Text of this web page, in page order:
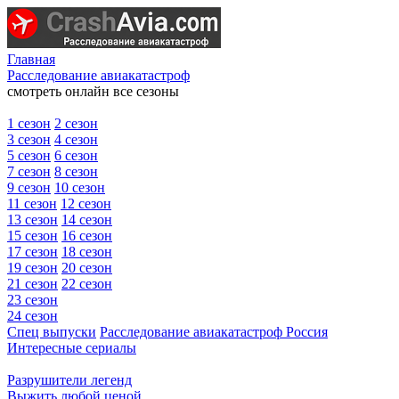
Главная
Расследование авиакатастроф
смотреть онлайн все сезоны
1 сезон 2 сезон
3 сезон 4 сезон
5 сезон 6 сезон
7 сезон 8 сезон
9 сезон 10 сезон
11 сезон 12 сезон
13 сезон 14 сезон
15 сезон 16 сезон
17 сезон 18 сезон
19 сезон 20 сезон
21 сезон 22 сезон
23 сезон
24 сезон
Спец выпуски Расследование авиакатастроф Россия
Интересные сериалы
Разрушители легенд
Выжить любой ценой